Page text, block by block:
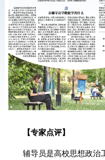
【专家点评】
辅导员是高校思想政治